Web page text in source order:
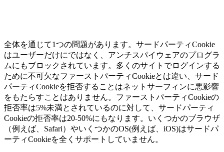
全体を通じて1つの問題があります。サードパーティCookie
はユーザーだけにではなく、アンチスパイウェアのプログラ
ムにもブロックされています。多くのサイトでログインする
ために不可欠なファーストパーティCookieとは違い、サード
パーティCookieを拒否することはネットサーフィンに悪影響
をもたらすことはありません。ファーストパーティCookieの
拒否率は5%未満とされているのに対して、サードパーティ
Cookieの拒否率は20-50%にもなります。いくつかのブラウザ
（例えば、Safari）やいくつかのOS(例えば、iOS)はサードパ
ーティCookieを全くサポートしていません。